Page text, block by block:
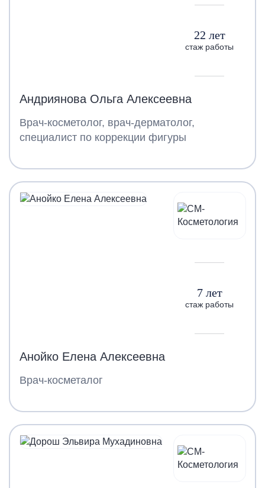
22 лет
стаж работы
Андриянова Ольга Алексеевна
Врач-косметолог, врач-дерматолог,
специалист по коррекции фигуры
7 лет
стаж работы
Анойко Елена Алексеевна
Врач-косметалог